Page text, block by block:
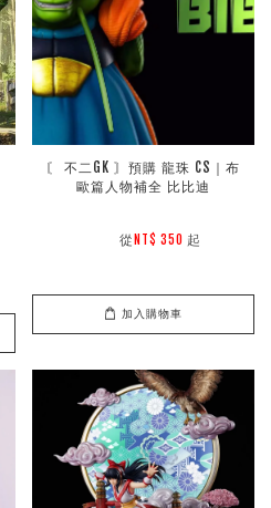
〘 不二GK 〙預購 龍珠 CS｜布
歐篇人物補全 比比迪
        從
NT$ 350 起
加入購物車